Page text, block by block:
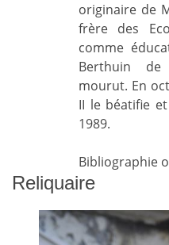
originaire de
frère des
comme
Berthuin de
mourut. En
II le béatifie
1989.
Bibliographie
Reliquaire